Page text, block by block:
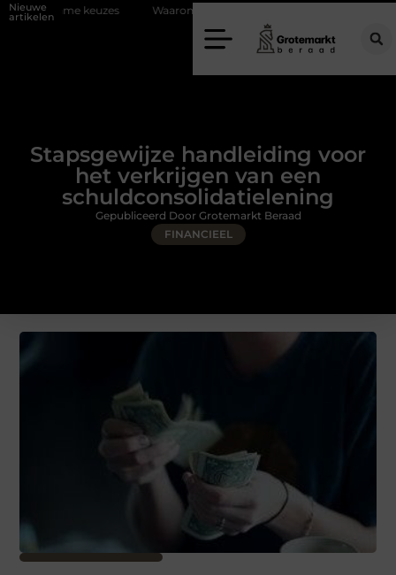
Nieuwe
artikelenWaarom kiezen voor een rijschool in Utrecht?
Stapsgewijze handleiding voor
het verkrijgen van een
schuldconsolidatielening
FINANCIEEL
Gepubliceerd Door Grotemarkt Beraad